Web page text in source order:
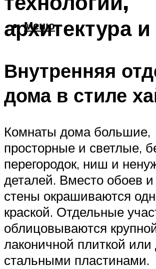
Меню
архитектура
Внутренняя
дома в стиле
Комнаты дома большие,
просторные и светлые,
перегородок, ниш и
деталей. Вместо обоев
стены окрашиваются
краской. Отдельные
облицовываются
лаконичной плиткой
стальными пластинами.